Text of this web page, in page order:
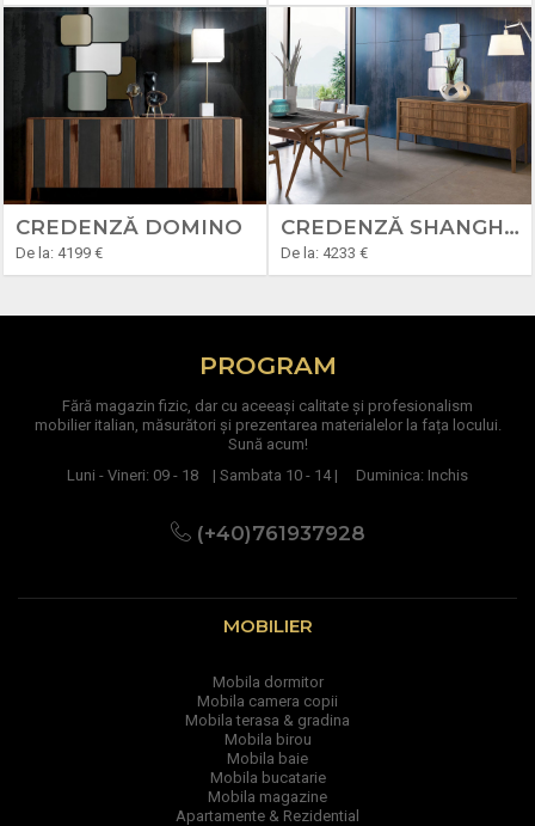
CREDENZĂ DOMINO
De la: 4199 €
CREDENZĂ SHANGHAI
De la: 4233 €
PROGRAM
Fără magazin fizic, dar cu aceeași calitate și profesionalism
mobilier italian, măsurători și prezentarea materialelor la fața locului.
Sună acum!
Luni - Vineri: 09 - 18 | Sambata 10 - 14 | Duminica: Inchis
(+40)761937928
MOBILIER
Mobila dormitor
Mobila camera copii
Mobila terasa & gradina
Mobila birou
Mobila baie
Mobila bucatarie
Mobila magazine
Apartamente & Rezidential